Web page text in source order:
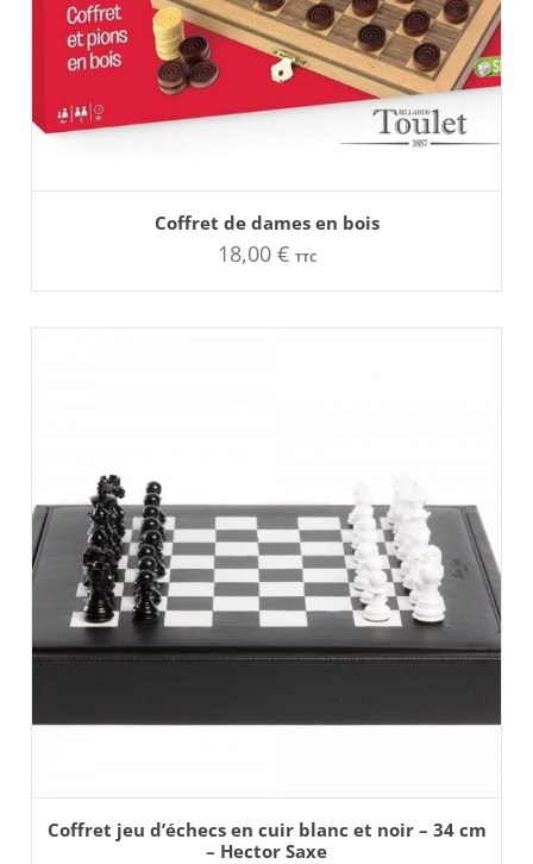
Coffret de dames en bois
18,00 € TTC
Coffret jeu d’échecs en cuir blanc et noir – 34 cm
– Hector Saxe